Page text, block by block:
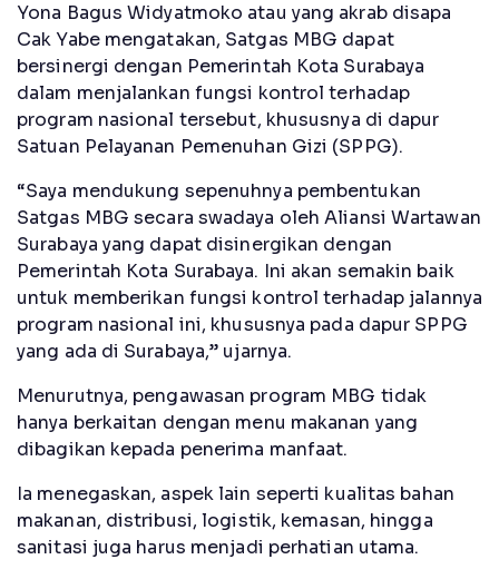
Yona Bagus Widyatmoko atau yang akrab disapa
Cak Yabe mengatakan, Satgas MBG dapat
bersinergi dengan Pemerintah Kota Surabaya
dalam menjalankan fungsi kontrol terhadap
program nasional tersebut, khususnya di dapur
Satuan Pelayanan Pemenuhan Gizi (SPPG).
“Saya mendukung sepenuhnya pembentukan
Satgas MBG secara swadaya oleh Aliansi Wartawan
Surabaya yang dapat disinergikan dengan
Pemerintah Kota Surabaya. Ini akan semakin baik
untuk memberikan fungsi kontrol terhadap jalannya
program nasional ini, khususnya pada dapur SPPG
yang ada di Surabaya,” ujarnya.
Menurutnya, pengawasan program MBG tidak
hanya berkaitan dengan menu makanan yang
dibagikan kepada penerima manfaat.
Ia menegaskan, aspek lain seperti kualitas bahan
makanan, distribusi, logistik, kemasan, hingga
sanitasi juga harus menjadi perhatian utama.